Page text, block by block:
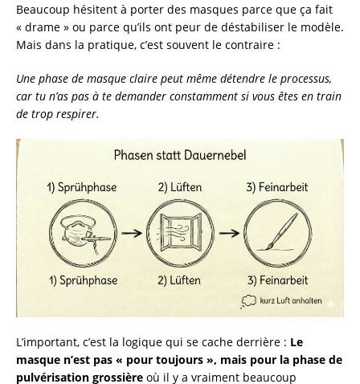
Beaucoup hésitent à porter des masques parce que ça fait
« drame » ou parce qu’ils ont peur de déstabiliser le modèle.
Mais dans la pratique, c’est souvent le contraire :
Une phase de masque claire peut même détendre le processus,
car tu n’as pas à te demander constamment si vous êtes en train
de trop respirer.
L’important, c’est la logique qui se cache derrière : Le
masque n’est pas « pour toujours », mais pour la phase de
pulvérisation grossière où il y a vraiment beaucoup